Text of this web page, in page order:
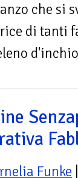
che si
di tanti
Funke